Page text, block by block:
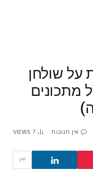
על שולחן
מתכונים
אין תגובות 7
VIEWS